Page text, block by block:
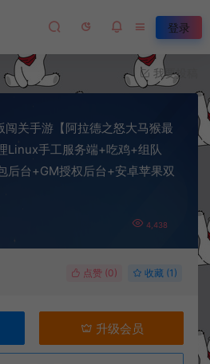
登录
我要投稿
闯关手游【阿拉德之怒大马猴最
Linux手工服务端+吃鸡+组队
后台+GM授权后台+安卓苹果双
4,438
点赞 (0) 收藏 (1)
升级会员